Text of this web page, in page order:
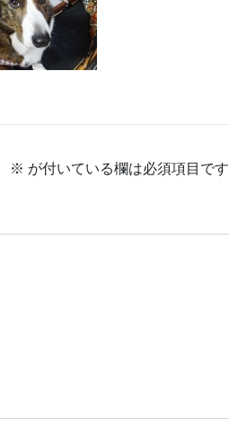
※ が付いている欄は必須項目です